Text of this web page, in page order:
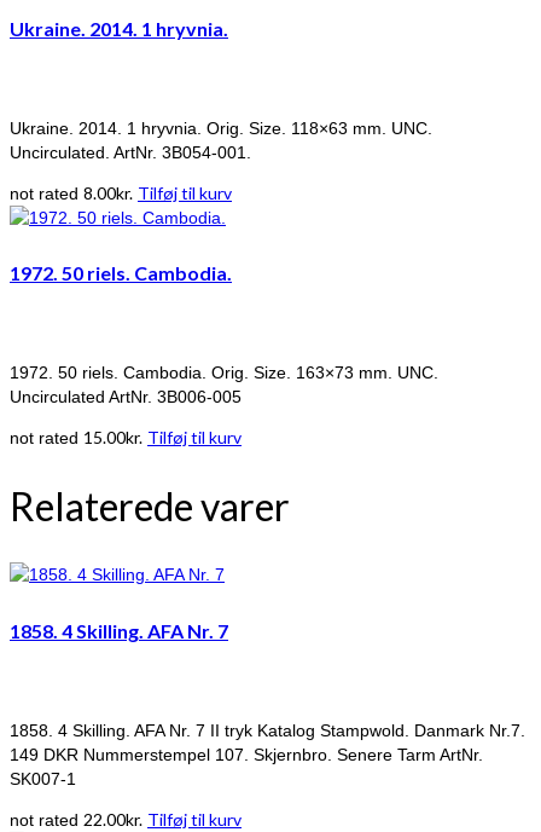
Ukraine. 2014. 1 hryvnia.
Ukraine. 2014. 1 hryvnia. Orig. Size. 118×63 mm. UNC.
Uncirculated. ArtNr. 3B054-001.
not rated 8.00kr. Tilføj til kurv
1972. 50 riels. Cambodia.
1972. 50 riels. Cambodia. Orig. Size. 163×73 mm. UNC.
Uncirculated ArtNr. 3B006-005
not rated 15.00kr. Tilføj til kurv
Relaterede varer
1858. 4 Skilling. AFA Nr. 7
1858. 4 Skilling. AFA Nr. 7 II tryk Katalog Stampwold. Danmark Nr.7.
149 DKR Nummerstempel 107. Skjernbro. Senere Tarm ArtNr.
SK007-1
not rated 22.00kr. Tilføj til kurv